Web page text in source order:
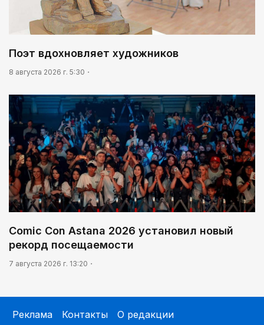
Поэт вдохновляет художников
8 августа 2026 г. 5:30
Comic Con Astana 2026 установил новый
рекорд посещаемости
7 августа 2026 г. 13:20
Реклама Контакты
О редакции